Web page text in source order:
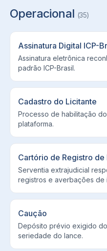
Operacional (35)
Assinatura Digital ICP-
Assinatura eletrônica
padrão ICP-Brasil.
Cadastro do Licitante
Processo de habilitação
plataforma.
Cartório de Registro de
Serventia extrajudicial
registros e averbações de
Caução
Depósito prévio exigido
seriedade do lance.